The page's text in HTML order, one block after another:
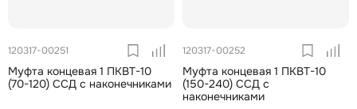
120317-00251
Муфта концевая 1 ПКВТ-10
(70-120) ССД с наконечниками
120317-00252
Муфта концевая 1 ПКВТ-10
(150-240) ССД с
наконечниками